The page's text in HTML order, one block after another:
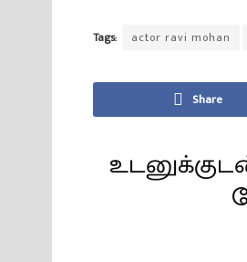
Tags: actor ravi mohan
Share